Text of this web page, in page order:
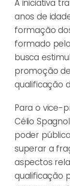
A iniciativa
anos de
formação
formado pelo
busca
promoção
qualificação
Para o vice-
Célio
poder
superar a
aspectos
qualificação